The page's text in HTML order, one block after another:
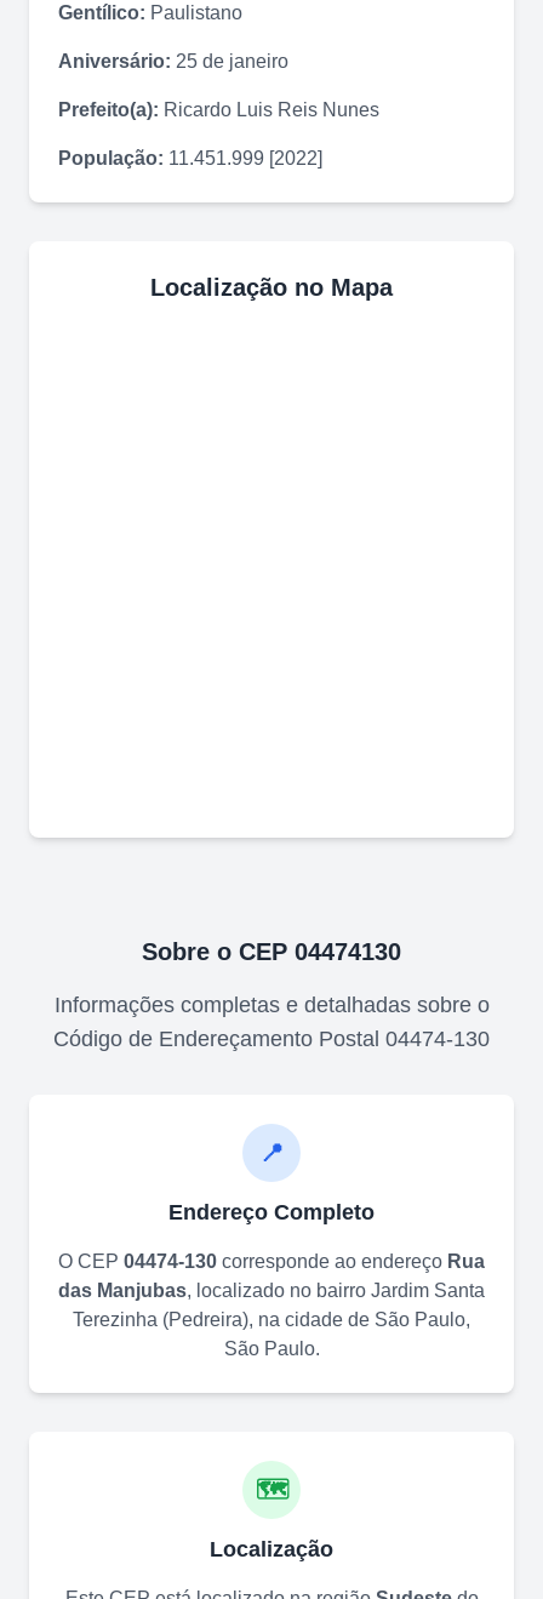
Gentílico: Paulistano
Aniversário: 25 de janeiro
Prefeito(a): Ricardo Luis Reis Nunes
População: 11.451.999 [2022]
Localização no Mapa
Sobre o CEP 04474130
Informações completas e detalhadas sobre o
Código de Endereçamento Postal 04474-130
📍
Endereço Completo
O CEP 04474-130 corresponde ao endereço Rua
das Manjubas, localizado no bairro Jardim Santa
Terezinha (Pedreira), na cidade de São Paulo,
São Paulo.
🗺️
Localização